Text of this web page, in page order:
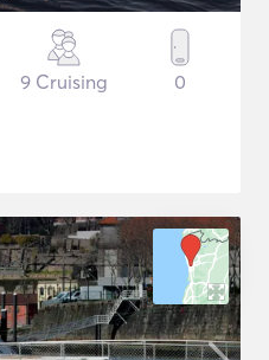
9 Cruising 0